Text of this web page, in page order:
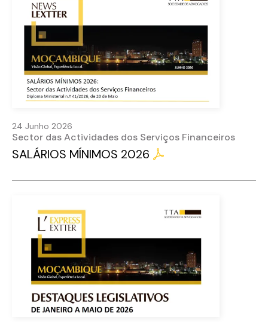
24 Junho 2026
Sector das Actividades dos Serviços Financeiros
SALÁRIOS MÍNIMOS 2026